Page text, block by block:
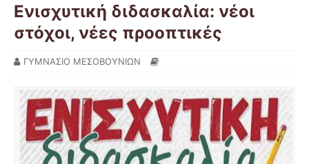
Ενισχυτική διδασκαλία: νέοι
στόχοι, νέες προοπτικές
ΓΥΜΝΑΣΙΟ ΜΕΣΟΒΟΥΝΙΩΝ